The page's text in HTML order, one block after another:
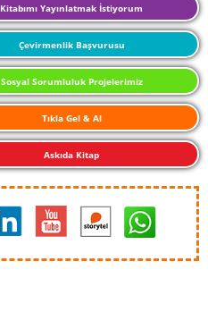
Kitabımı Yayınlatmak İstiyorum
Çevirmenlik Başvurusu
Sosyal Sorumluluk Projelerimiz
Tıkla Gel & Al
Askıda Kitap